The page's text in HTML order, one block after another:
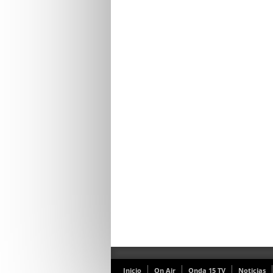
Inicio On Air Onda 15 TV Noticias